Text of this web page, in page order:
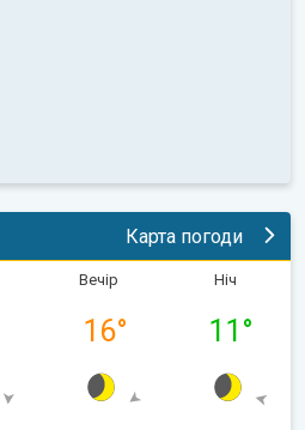
Карта погоди
Вечір
16°
Ніч
11 °